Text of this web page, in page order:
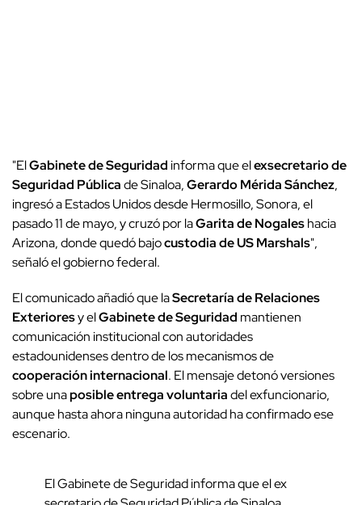
"ElGabinete de Seguridadinforma que elexsecretario de
Seguridad Públicade Sinaloa,Gerardo Mérida Sánchez,
ingresó a Estados Unidos desde Hermosillo, Sonora, el
pasado 11 de mayo, y cruzó por laGarita de Nogaleshacia
Arizona, donde quedó bajocustodia de US Marshals",
señaló el gobierno federal.
El comunicado añadió que laSecretaría de Relaciones
Exterioresy elGabinete de Seguridad mantienen
comunicación institucional con autoridades
estadounidenses dentro de los mecanismos de
cooperación internacional. El mensaje detonó versiones
sobre unaposible entrega voluntariadel exfuncionario,
aunque hasta ahora ninguna autoridad ha confirmado ese
escenario.
El Gabinete de Seguridad informa que el ex